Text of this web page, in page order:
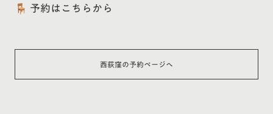
🪑 予約はこちらから
西荻窪の予約ページへ